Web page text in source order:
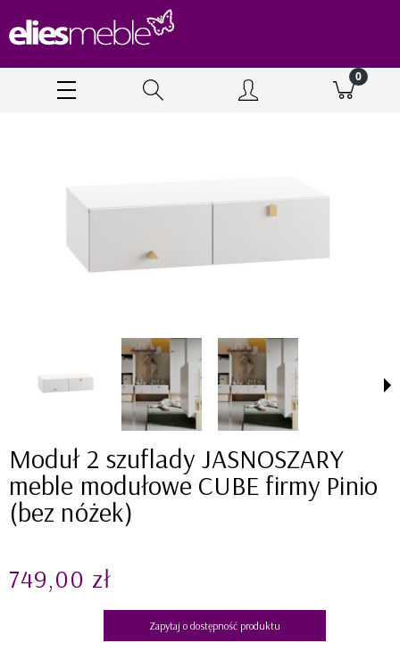
Moduł 2 szuflady JASNOSZARY
meble modułowe CUBE firmy Pinio
(bez nóżek)
749,00 zł
Zapytaj o dostępność produktu